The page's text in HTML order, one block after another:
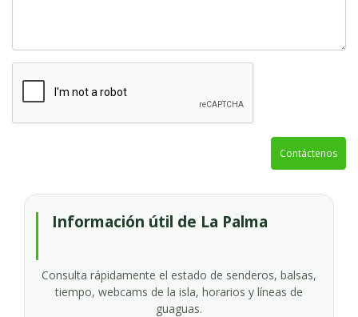
Contáctenos
Información útil de La Palma
Consulta rápidamente el estado de senderos, balsas,
tiempo, webcams de la isla, horarios y líneas de
guaguas.